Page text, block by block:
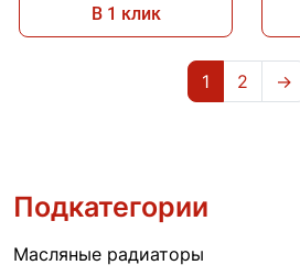
В 1 клик
1 2 →
Подкатегории
Масляные радиаторы